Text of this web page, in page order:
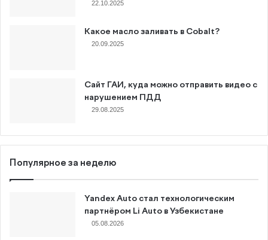
22.10.2025
Какое масло заливать в Cobalt?
20.09.2025
Сайт ГАИ, куда можно отправить видео с
нарушением ПДД
29.08.2025
Популярное за неделю
Yandex Auto стал технологическим
партнёром Li Auto в Узбекистане
05.08.2026